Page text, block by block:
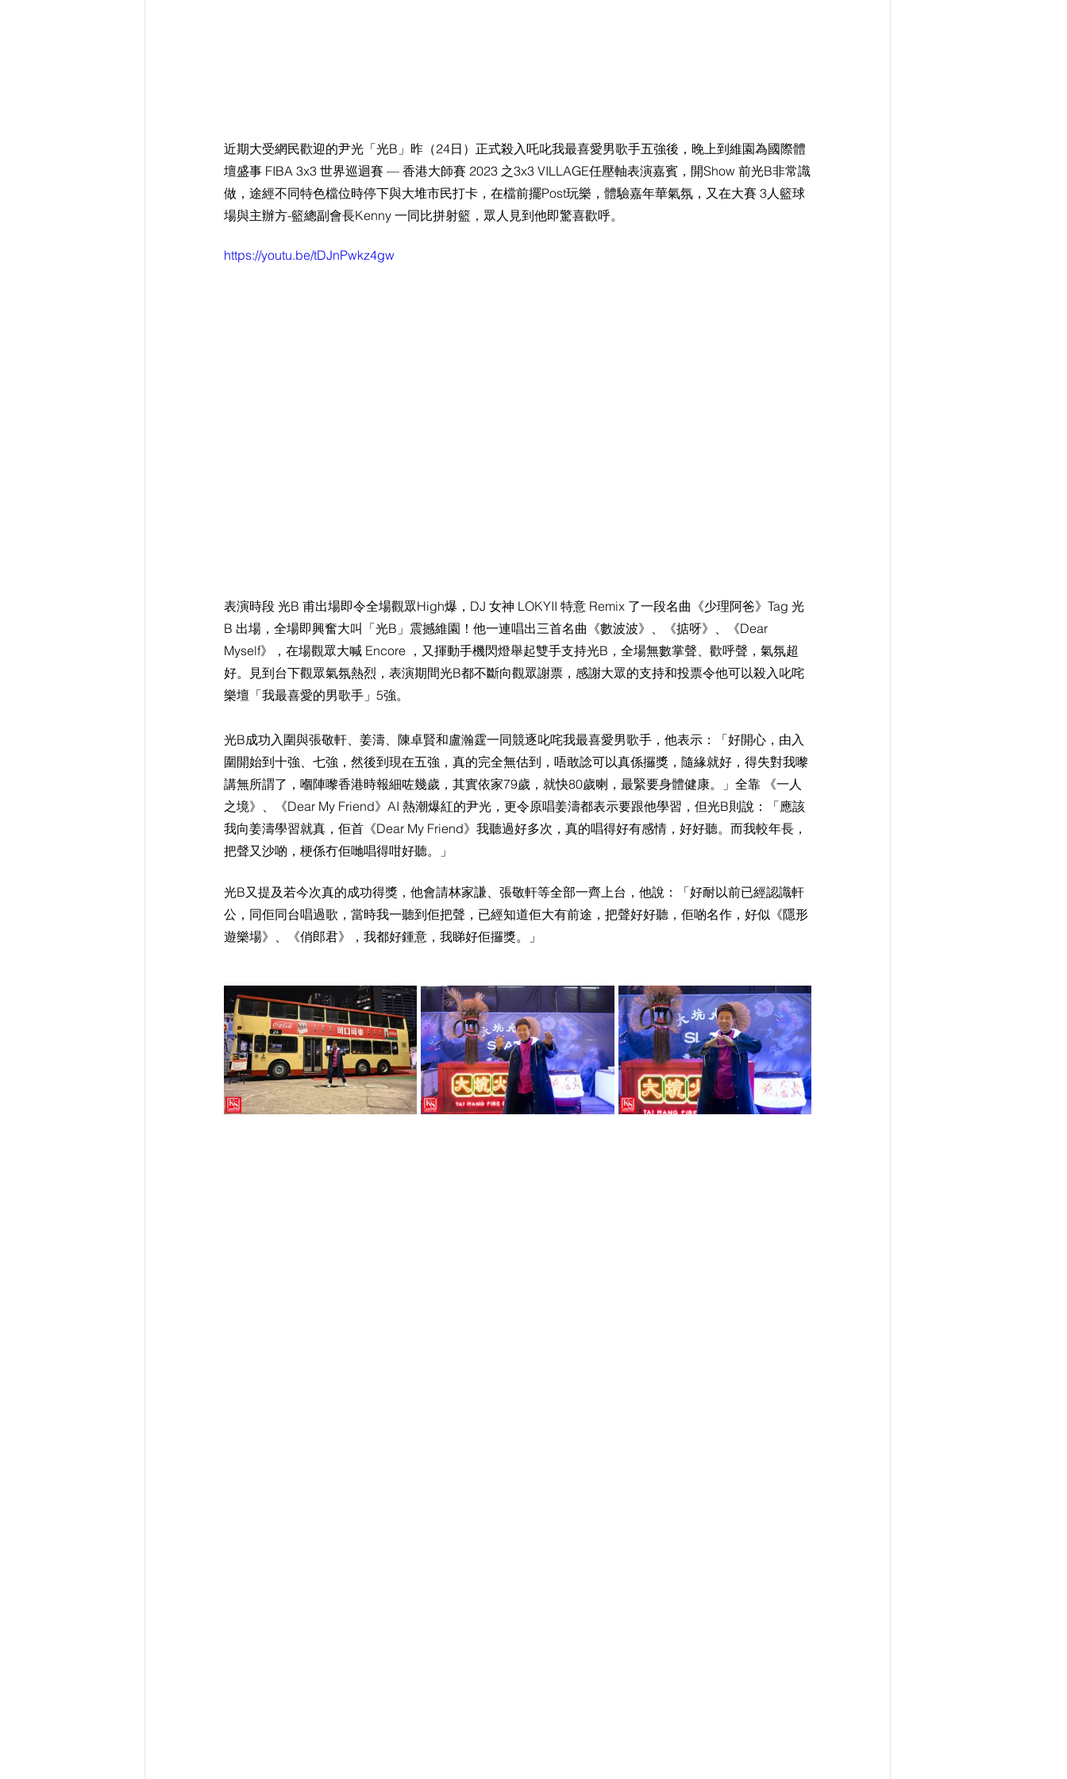
近期大受網民歡迎的尹光「光B」昨（24日）正式殺入吒叱我最喜愛男歌手五強後，晚上到維園為國際體
壇盛事 FIBA 3x3 世界巡迴賽 — 香港大師賽 2023 之3x3 VILLAGE任壓軸表演嘉賓，開Show 前光B非常識
做，途經不同特色檔位時停下與大堆市民打卡，在檔前擺Post玩樂，體驗嘉年華氣氛，又在大賽 3人籃球
場與主辦方-籃總副會長Kenny 一同比拼射籃，眾人見到他即驚喜歡呼。
https://youtu.be/tDJnPwkz4gw
表演時段 光B 甫出場即令全場觀眾High爆，DJ 女神 LOKYII 特意 Remix 了一段名曲《少理阿爸》Tag 光
B 出場，全場即興奮大叫「光B」震撼維園！他一連唱出三首名曲《數波波》、《掂呀》、《Dear
Myself》，在場觀眾大喊 Encore ，又揮動手機閃燈舉起雙手支持光B，全場無數掌聲、歡呼聲，氣氛超
好。見到台下觀眾氣氛熱烈，表演期間光B都不斷向觀眾謝票，感謝大眾的支持和投票令他可以殺入叱咤
樂壇「我最喜愛的男歌手」5強。
光B成功入圍與張敬軒、姜濤、陳卓賢和盧瀚霆一同競逐叱咤我最喜愛男歌手，他表示：「好開心，由入
圍開始到十強、七強，然後到現在五強，真的完全無估到，唔敢諗可以真係攞獎，隨緣就好，得失對我嚟
講無所謂了，嗰陣嚟香港時報細咗幾歲，其實依家79歲，就快80歲喇，最緊要身體健康。」全靠 《一人
之境》、《Dear My Friend》AI 熱潮爆紅的尹光，更令原唱姜濤都表示要跟他學習，但光B則說：「應該
我向姜濤學習就真，佢首《Dear My Friend》我聽過好多次，真的唱得好有感情，好好聽。而我較年長，
把聲又沙啲，梗係冇佢哋唱得咁好聽。」
光B又提及若今次真的成功得獎，他會請林家謙、張敬軒等全部一齊上台，他說：「好耐以前已經認識軒
公，同佢同台唱過歌，當時我一聽到佢把聲，已經知道佢大有前途，把聲好好聽，佢啲名作，好似《隱形
遊樂場》、《俏郎君》，我都好鍾意，我睇好佢攞獎。」